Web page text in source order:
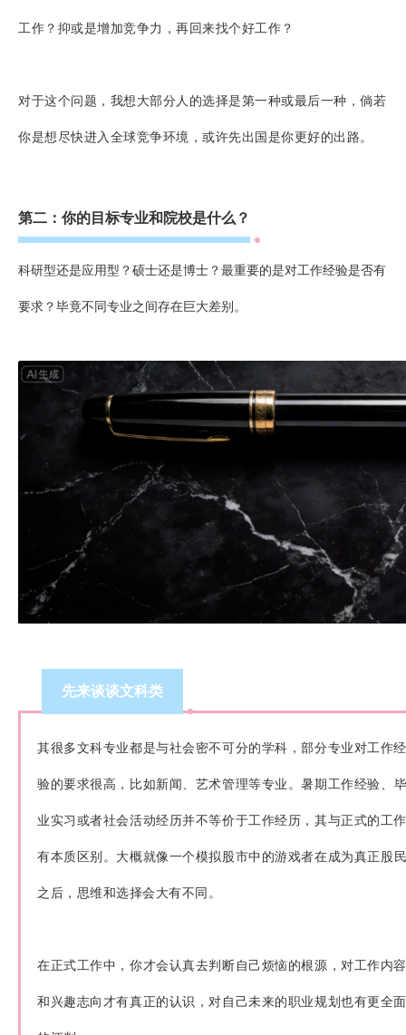
工作？ 抑或是增加竞争力，再回来找个好工作？
对于这个问题，我想大部分人的选择是第一种或最后一种，倘若
你是想尽快进入全球竞争环境，或许先出国是你更好的出路。
第二：你的目标专业和院校是什么？
科研型还是应用型？硕士还是博士？最重要的是对工作经验是否有
要求？毕竟不同专业之间存在巨大差别。
先来谈谈文科类
其很多文科专业都是与社会密不可分的学科，部分专业对工作经
验的要求很高，比如新闻、艺术管理等专业。暑期工作经验、
业实习或者社会活动经历并不等价于工作经历，其与正式的工作
有本质区别。 大概就像一个模拟股市中的游戏者在成为真正股
之后，思维和选择会大有不同。
在正式工作中，你才会认真去判断自己烦恼的根源，对工作内容
和兴趣志向才有真正的认识，对自己未来的职业规划也有更全面